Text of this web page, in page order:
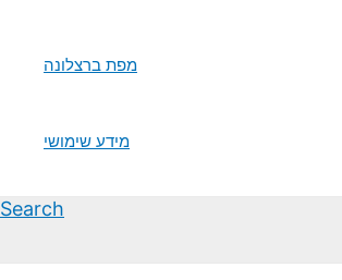
מפת ברצלונה
מידע שימושי
Search